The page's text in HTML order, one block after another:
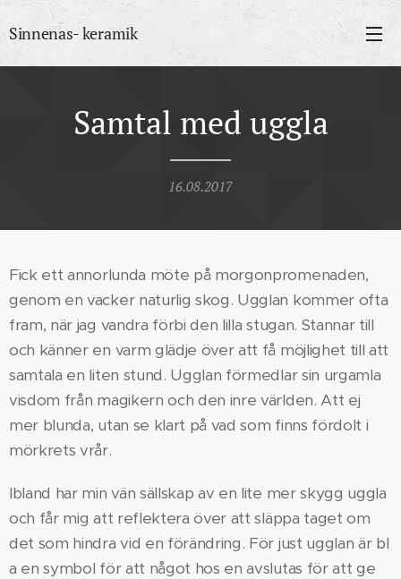
Sinnenas- keramik
Samtal med uggla
16.08.2017
Fick ett annorlunda möte på morgonpromenaden,
genom en vacker naturlig skog. Ugglan kommer ofta
fram, när jag vandra förbi den lilla stugan. Stannar till
och känner en varm glädje över att få möjlighet till att
samtala en liten stund. Ugglan förmedlar sin urgamla
visdom från magikern och den inre världen. Att ej
mer blunda, utan se klart på vad som finns fördolt i
mörkrets vrår.
Ibland har min vän sällskap av en lite mer skygg uggla
och får mig att reflektera över att släppa taget om
det som hindra vid en förändring. För just ugglan är bl
a en symbol för att något hos en avslutas för att ge